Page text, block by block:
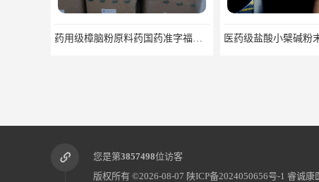
您是第3857498位访客
版权所有 ©2026-08-07 陕ICP备2024050656号-1 睿诚康